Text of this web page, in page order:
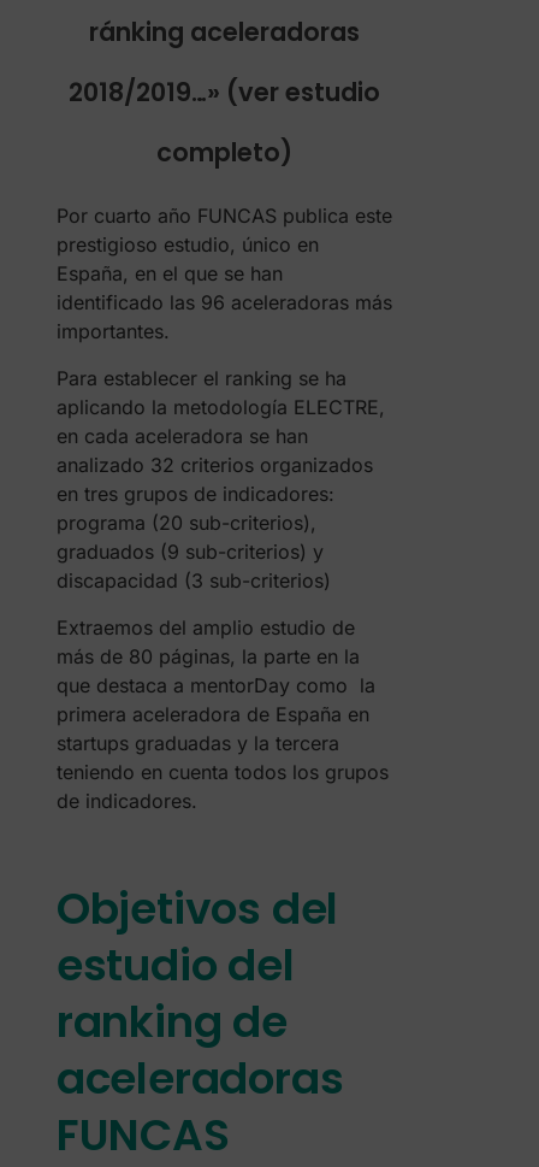
ránking aceleradoras
2018/2019…» (ver estudio
completo)
Por cuarto año FUNCAS publica este
prestigioso estudio, único en
España, en el que se han
identificado las 96 aceleradoras más
importantes.
Para establecer el ranking se ha
aplicando la metodología ELECTRE,
en cada aceleradora se han
analizado 32 criterios organizados
en tres grupos de indicadores:
programa (20 sub-criterios),
graduados (9 sub-criterios) y
discapacidad (3 sub-criterios)
Extraemos del amplio estudio de
más de 80 páginas, la parte en la
que destaca a mentorDay como la
primera aceleradora de España en
startups graduadas y la tercera
teniendo en cuenta todos los grupos
de indicadores.
Objetivos del
estudio del
ranking de
aceleradoras
FUNCAS